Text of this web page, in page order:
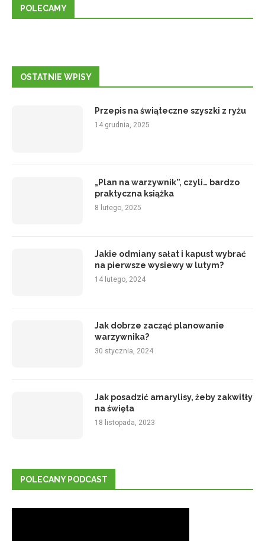
POLECAMY
OSTATNIE WPISY
Przepis na świąteczne szyszki z ryżu
14 grudnia, 2025
„Plan na warzywnik”, czyli… bardzo
praktyczna książka
8 lutego, 2025
Jakie odmiany sałat i kapust wybrać
na pierwsze wysiewy w lutym?
14 lutego, 2024
Jak dobrze zacząć planowanie
warzywnika?
30 stycznia, 2024
Jak posadzić amarylisy, żeby zakwitły
na święta
18 listopada, 2023
POLECANY PODCAST